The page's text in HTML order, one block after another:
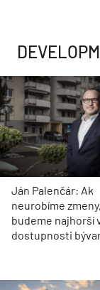
Ján Palenčár: Ak
neurobíme
budeme najhorší
dostupnosti